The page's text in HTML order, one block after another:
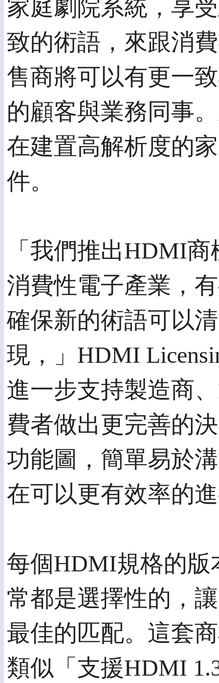
家庭劇院系統，享
致的術語，來跟消
售商將可以有更一
的顧客與業務同事
在建置高解析度的
件。
「我們推出HDMI
消費性電子產業，
確保新的術語可以
現，」HDMI
進一步支持製造商
費者做出更完善的
功能圖，簡單易於
在可以更有效率的
每個HDMI規格的版
常都是選擇性的，
最佳的匹配。這套
類似「支援HDMI